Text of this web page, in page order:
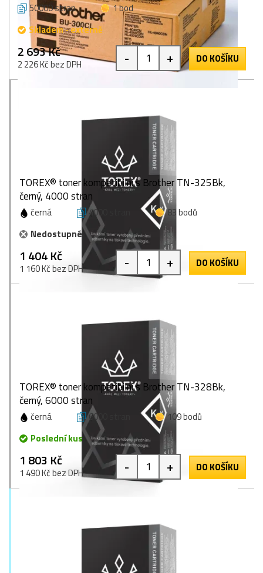
50000 stran
1 bod
Skladem - externě
2 693 Kč
2 226 Kč bez DPH - + DO KOŠÍKU
TOREX® toner kompatibilní s Brother TN-325Bk,
černý, 4000 stran
černá 4000 stran
83 bodů
Nedostupné
1 404 Kč
1 160 Kč bez DPH - + DO KOŠÍKU
TOREX® toner kompatibilní s Brother TN-328Bk,
černý, 6000 stran
černá 6000 stran
109 bodů
Poslední kus
1 803 Kč
1 490 Kč bez DPH - + DO KOŠÍKU